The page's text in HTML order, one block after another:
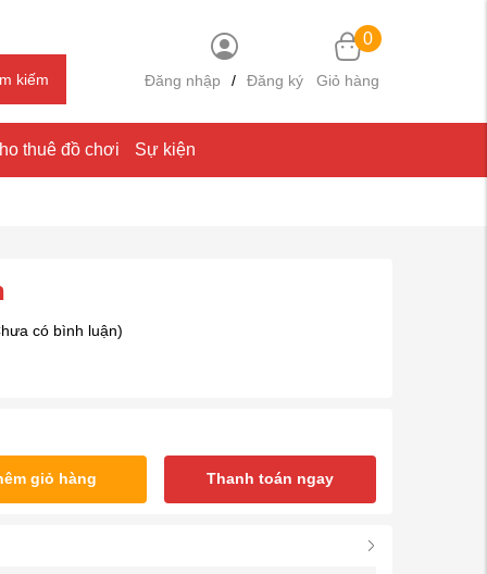
kiếm Đăng nhập / Đăng ký
0
Giỏ hàng
thuê đồ chơi Sự kiện
có bình luận)
giỏ hàng Thanh toán ngay